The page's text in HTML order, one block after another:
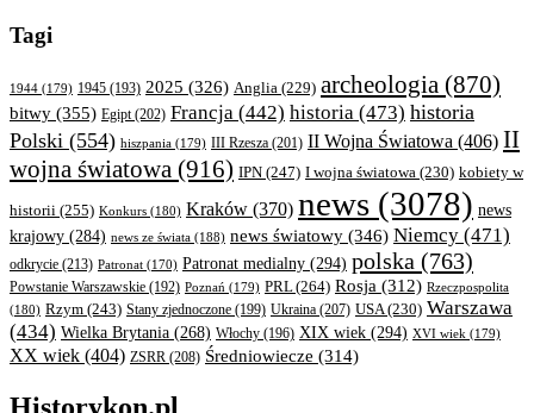
Tagi
1944 (179) 1945 (193) 2025 (326) Anglia (229) archeologia (870)
bitwy (355) Egipt(202) Francja (442) historia (473) historia
Polski (554) hiszpania (179) III Rzesza (201) II Wojna Światowa (406) II
wojna światowa (916) IPN (247) I wojna światowa (230) kobiety w
historii (255) Konkurs (180) Kraków (370) news (3078) news
krajowy (284) news ze świata (188) news światowy (346) Niemcy (471)
odkrycie (213) Patronat (170) Patronat medialny (294) polska (763)
Powstanie Warszawskie (192) Poznań (179) PRL(264) Rosja (312) Rzeczpospolita
(180) Rzym (243) Stany zjednoczone (199) Ukraina (207) USA(230) Warszawa
(434) Wielka Brytania (268) Włochy (196) XIX wiek (294) XVI wiek (179)
XX wiek (404) ZSRR (208) Średniowiecze (314)